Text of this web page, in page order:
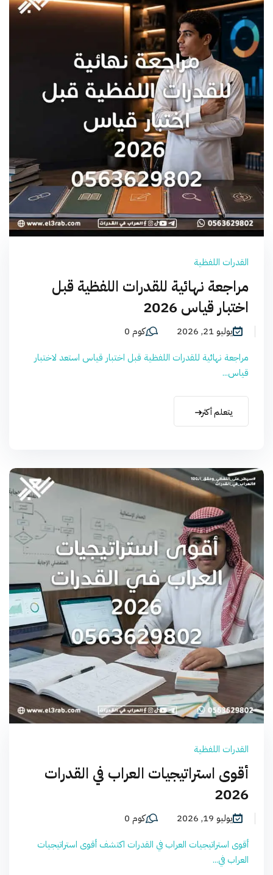
القدرات اللفظية
مراجعة نهائية للقدرات اللفظية قبل
اختبار قياس 2026
يوليو 21, 2026
كوم 0
مراجعة نهائية للقدرات اللفظية قبل اختبار قياس استعد لاختبار
قياس...
يتعلم أكثر
القدرات اللفظية
أقوى استراتيجيات العراب في القدرات
2026
يوليو 19, 2026
كوم 0
أقوى استراتيجيات العراب في القدرات اكتشف أقوى استراتيجيات
العراب في...